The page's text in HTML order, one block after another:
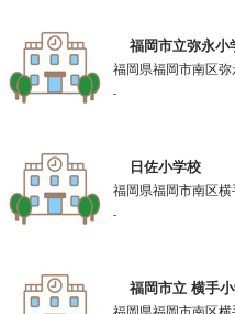
福岡市立弥永小
福岡県福岡市南区弥
-
日佐小学校
福岡県福岡市南区横
-
福岡市立 横手